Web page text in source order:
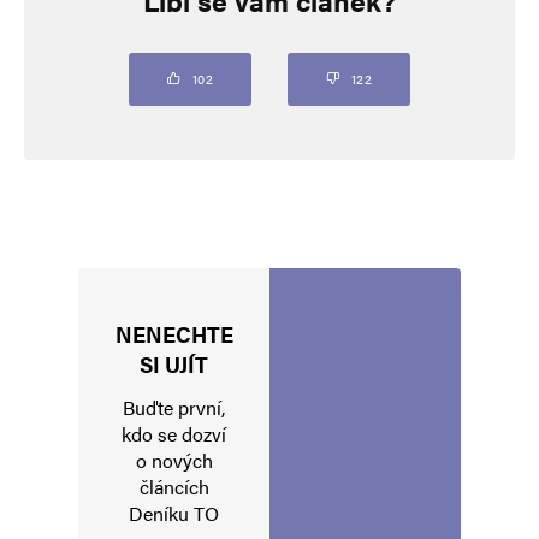
102 122
NENECHTE
SI UJÍT
Buďte první,
kdo se dozví
o nových
článcích
Deníku TO